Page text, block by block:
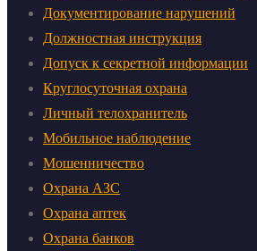
Документирование нарушений
Должностная инструкция
Допуск к секретной информации
Круглосуточная охрана
Личный телохранитель
Мобильное наблюдение
Мошенничество
Охрана АЗС
Охрана аптек
Охрана банков